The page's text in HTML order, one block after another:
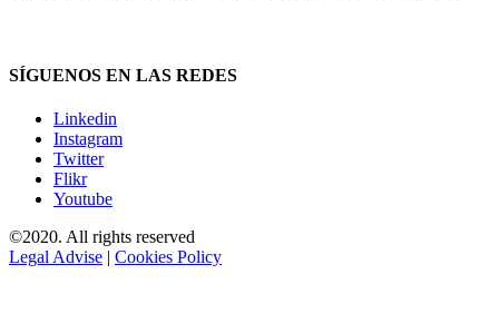
SÍGUENOS EN LAS REDES
Linkedin
Instagram
Twitter
Flikr
Youtube
©2020. All rights reserved
Legal Advise | Cookies Policy